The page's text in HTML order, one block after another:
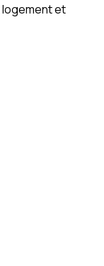
logement et